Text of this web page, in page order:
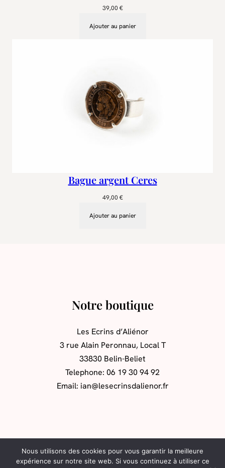
39,00 €
Ajouter au panier
Bague argent Ceres
49,00 €
Ajouter au panier
Notre boutique
Les Ecrins d’Aliénor
3 rue Alain Peronnau, Local T
33830 Belin-Beliet
Telephone: 06 19 30 94 92
Email: ian@lesecrinsdalienor.fr
Nous utilisons des cookies pour vous garantir la meilleure
expérience sur notre site web. Si vous continuez à utiliser ce